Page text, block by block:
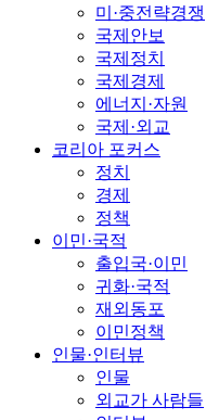
미·중전략경쟁
국제안보
국제정치
국제경제
에너지·자원
국제·외교
코리아 포커스
정치
경제
정책
이민·국적
출입국·이민
귀화·국적
재외동포
이민정책
인물·인터뷰
인물
외교가 사람들